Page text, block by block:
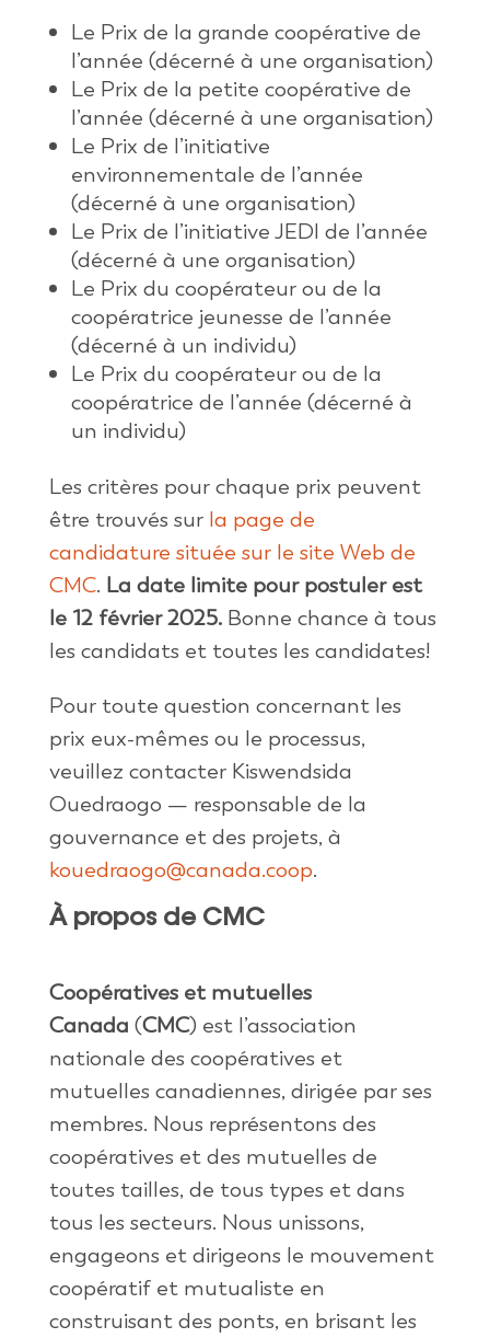
Le Prix de la grande coopérative de
l’année (décerné à une organisation)
Le Prix de la petite coopérative de
l’année (décerné à une organisation)
Le Prix de l’initiative
environnementale de l’année
(décerné à une organisation)
Le Prix de l’initiative JEDI de l’année
(décerné à une organisation)
Le Prix du coopérateur ou de la
coopératrice jeunesse de l’année
(décerné à un individu)
Le Prix du coopérateur ou de la
coopératrice de l’année (décerné à
un individu)
Les critères pour chaque prix peuvent
être trouvés sur la page de
candidature située sur le site Web de
CMC. La date limite pour postuler est
le 12 février 2025.Bonne chance à tous
les candidats et toutes les candidates!
Pour toute question concernant les
prix eux-mêmes ou le processus,
veuillez contacter Kiswendsida
Ouedraogo — responsable de la
gouvernance et des projets, à
kouedraogo@canada.coop.
À propos de CMC
Coopératives et mutuelles
Canada (CMC) est l’association
nationale des coopératives et
mutuelles canadiennes, dirigée par ses
membres. Nous représentons des
coopératives et des mutuelles de
toutes tailles, de tous types et dans
tous les secteurs. Nous unissons,
engageons et dirigeons le mouvement
coopératif et mutualiste en
construisant des ponts, en brisant les